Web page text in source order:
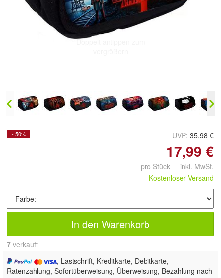
Doppelt antippen zum
- 50% UVP: 35,98 €
17,99 €
pro Stück inkl. MwSt.
Kostenloser Versand
In den Warenkorb
7 verkauft
, Lastschrift, Kreditkarte, Debitkarte,
Ratenzahlung, Sofortüberweisung, Überweisung, Bezahlung nach